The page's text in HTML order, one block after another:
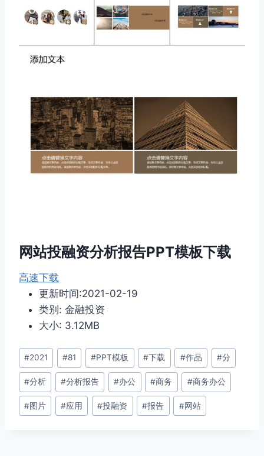
网站投融资分析报告PPT模板下载
高速下载
更新时间:2021-02-19
类别: 金融投资
大小: 3.12MB
文
章
标
签：
#2021 #81 #PPT模板 #下载 #作品 #分
#分析 #分析报告 #办公 #商务 #商务办公
#图片 #应用 #投融资 #报告 #网站